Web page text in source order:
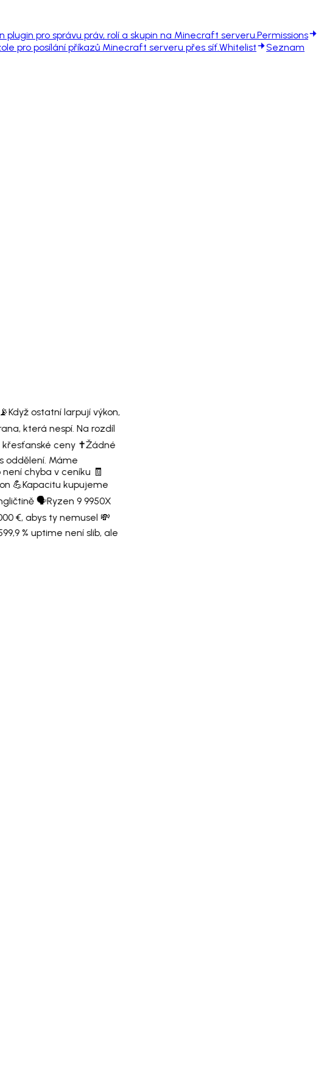
plugin pro správu práv, rolí a skupin na Minecraft serveru.Permissions
pro posílání příkazů Minecraft serveru přes síť.Whitelist
Seznam
Když ostatní larpují výkon,
která nespí. Na rozdíl
ceny ✝️Žádné
Máme
chyba v ceníku 🧾
💪Kapacitu kupujeme
🗣️Ryzen 9 9950X
€, abys ty nemusel 💸
99,9 % uptime není slib, ale